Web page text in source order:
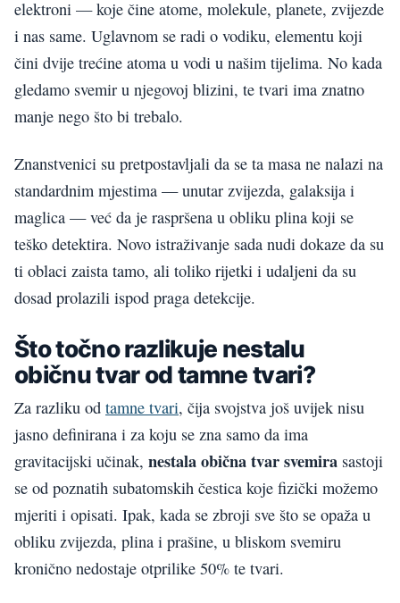
elektroni — koje čine atome, molekule, planete, zvijezde
i nas same. Uglavnom se radi o vodiku, elementu koji
čini dvije trećine atoma u vodi u našim tijelima. No kada
gledamo svemir u njegovoj blizini, te tvari ima znatno
manje nego što bi trebalo.
Znanstvenici su pretpostavljali da se ta masa ne nalazi na
standardnim mjestima — unutar zvijezda, galaksija i
maglica — već da je raspršena u obliku plina koji se
teško detektira. Novo istraživanje sada nudi dokaze da su
ti oblaci zaista tamo, ali toliko rijetki i udaljeni da su
dosad prolazili ispod praga detekcije.
Što točno razlikuje nestalu
običnu tvar od tamne tvari?
Za razliku od tamne tvari, čija svojstva još uvijek nisu
jasno definirana i za koju se zna samo da ima
gravitacijski učinak, nestala obična tvar svemira sastoji
se od poznatih subatomskih čestica koje fizički možemo
mjeriti i opisati. Ipak, kada se zbroji sve što se opaža u
obliku zvijezda, plina i prašine, u bliskom svemiru
kronično nedostaje otprilike 50% te tvari.